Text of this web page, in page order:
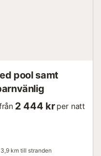
pool samt
2 444 kr per natt
3,9 km till stranden